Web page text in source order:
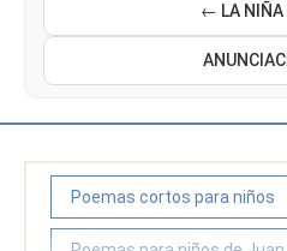
← LA NIÑA
Poemas cortos para niños